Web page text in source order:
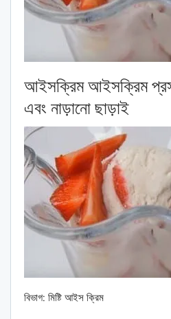
আইসক্রিম আইসক্রিম
এবং নাড়ানো ছাড়াই
বিভাগ: মিষ্টি আইস ক্রিম